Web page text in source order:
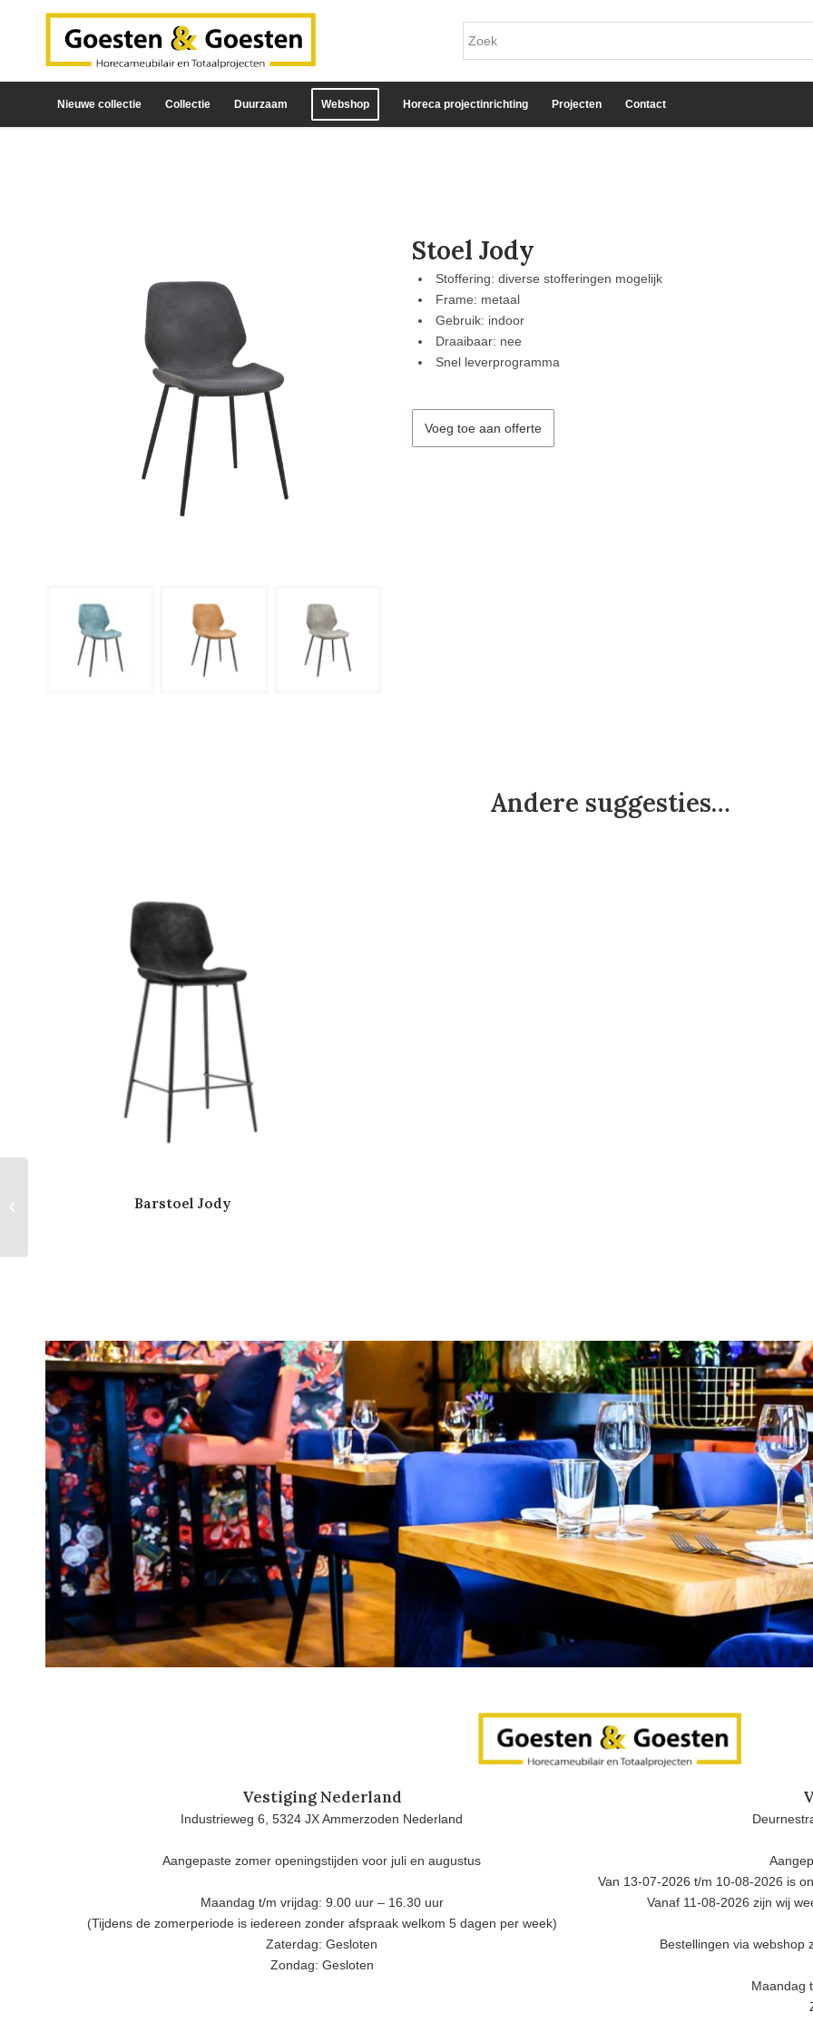
Nieuwe collectie Collectie Duurzaam Webshop Horeca projectinrichting Projecten Contact
Stoel Jody
Stoffering: diverse stofferingen mogelijk
Frame: metaal
Gebruik: indoor
Draaibaar: nee
Snel leverprogramma
Voeg toe aan offerte
Andere suggesties…
Barstoel Jody
Vestiging Nederland
Industrieweg 6, 5324 JX Ammerzoden Nederland
Aangepaste zomer openingstijden voor juli en augustus
Maandag t/m vrijdag: 9.00 uur – 16.30 uur
(Tijdens de zomerperiode is iedereen zonder afspraak welkom 5 dagen per week)
Zaterdag: Gesloten
Zondag: Gesloten
Van 13-07-2026 t/m 10-08-2026 is
Vanaf 11-08-2026 zijn wij
Bestellingen via webshop
Maandag